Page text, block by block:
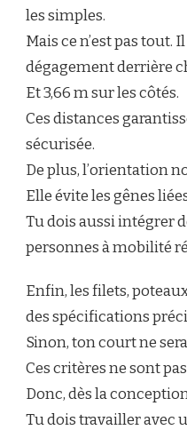
les simples.
Mais ce n’est pas tout.
dégagement derrière
Et 3,66 m sur les côtés.
Ces distances
sécurisée.
De plus, l’orientation
Elle évite les gênes
Tu dois aussi intégrer
personnes à mobilité
Enfin, les filets,
des spécifications
Sinon, ton court ne
Ces critères ne sont
Donc, dès la
Tu dois travailler avec